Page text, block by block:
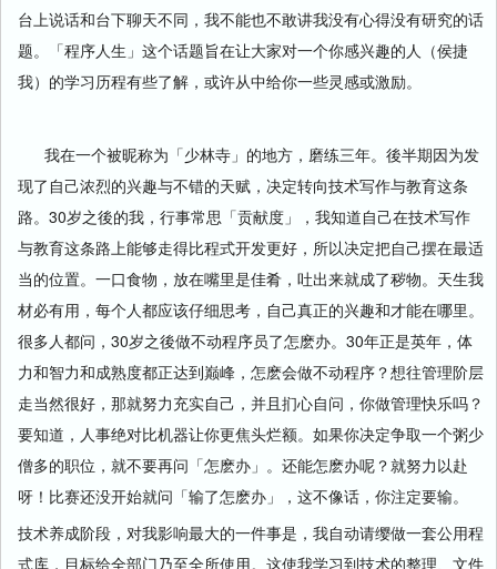
台上说话和台下聊天不同，我不能也不敢讲我没有心得没有研究的话
题。「程序人生」这个话题旨在让大家对一个你感兴趣的人（侯捷
我）的学习历程有些了解，或许从中给你一些灵感或激励。
我在一个被昵称为「少林寺」的地方，磨练三年。後半期因为发
现了自己浓烈的兴趣与不错的天赋，决定转向技术写作与教育这条
路。30岁之後的我，行事常思「贡献度」，我知道自己在技术写作
与教育这条路上能够走得比程式开发更好，所以决定把自己摆在最适
当的位置。一口食物，放在嘴里是佳肴，吐出来就成了秽物。天生我
材必有用，每个人都应该仔细思考，自己真正的兴趣和才能在哪里。
很多人都问，30岁之後做不动程序员了怎麽办。30年正是英年，体
力和智力和成熟度都正达到巅峰，怎麽会做不动程序？想往管理阶层
走当然很好，那就努力充实自己，并且扪心自问，你做管理快乐吗？
要知道，人事绝对比机器让你更焦头烂额。如果你决定争取一个粥少
僧多的职位，就不要再问「怎麽办」。还能怎麽办呢？就努力以赴
呀！比赛还没开始就问「输了怎麽办」，这不像话，你注定要输。
技术养成阶段，对我影响最大的一件事是，我自动请缨做一套公用程
式库，目标给全部门乃至全所使用。这使我学习到技术的整理、文件